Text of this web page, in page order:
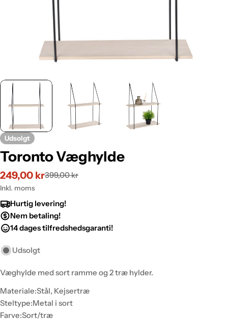
Udsolgt
Toronto Væghylde
Udsalgspris
249,00 kr
Normalpris399,00 kr
Inkl. moms
Hurtig levering!
Nem betaling!
14 dages tilfredshedsgaranti!
Udsolgt
Væghylde med sort ramme og 2 træ hylder.
Materiale:Stål, Kejsertræ
Steltype:Metal i sort
Farve:Sort/træ